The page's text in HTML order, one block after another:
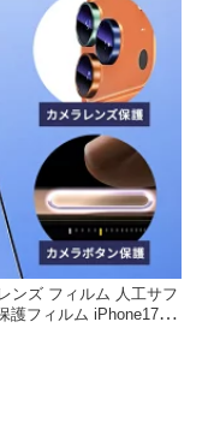
ンズ フィルム 人工サフ
護フィルム iPhone17 iP
指紋 傷 クリア 落下 衝